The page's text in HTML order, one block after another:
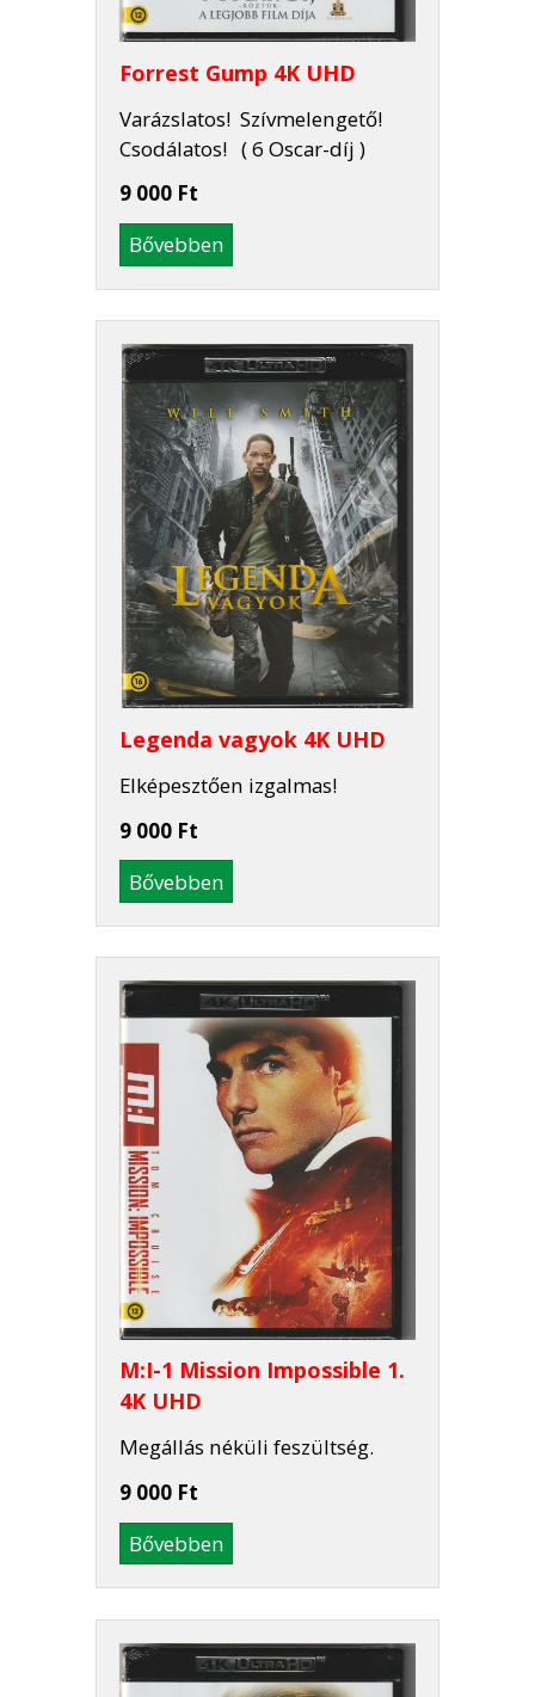
Forrest Gump 4K UHD
Varázslatos! Szívmelengető!
Csodálatos! ( 6 Oscar-díj )
9 000 Ft
Bővebben
Legenda vagyok 4K UHD
Elképesztően izgalmas!
9 000 Ft
Bővebben
M:I-1 Mission Impossible 1.
4K UHD
Megállás néküli feszültség.
9 000 Ft
Bővebben